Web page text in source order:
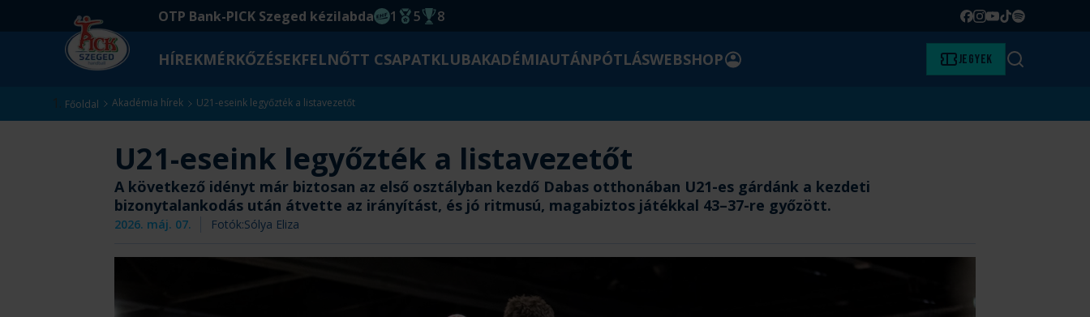
OTP Bank-PICK Szeged kézilabda
EHF kupagyőzelem 2014
1
Magyar Bajnoki cím
5
Magyar-Kupa győzelem
8 Facebook
Instagram
YouTube
TikTok
Spotify
HÍREKMÉRKŐZÉSEKFELNŐTT CSAPATKLUBAKADÉMIAUTÁNPÓTLÁSWEBSHOPBELÉPÉS Jegyek Keresés
Főoldal Akadémia hírek U21-eseink legyőzték a listavezetőt
U21-eseink legyőzték a listavezetőt
A következő idényt már biztosan az első osztályban kezdő Dabas otthonában U21-es gárdánk a kezdeti
bizonytalankodás után átvette az irányítást, és jó ritmusú, magabiztos játékkal 43–37-re győzött.
2026. máj. 07. Fotók:Sólya Eliza